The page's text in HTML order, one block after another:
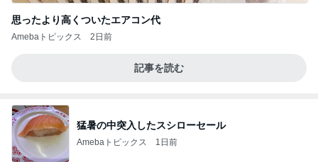
思ったより高くついたエアコン代
Amebaトピックス 2日前
記事を読む
猛暑の中突入したスシローセール
Amebaトピックス 1日前